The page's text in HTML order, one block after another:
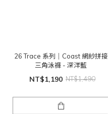
26 Trace 系列｜Coast 網紗拼接
三角泳褲 - 深洋藍
NT$1,190 NT$1,490